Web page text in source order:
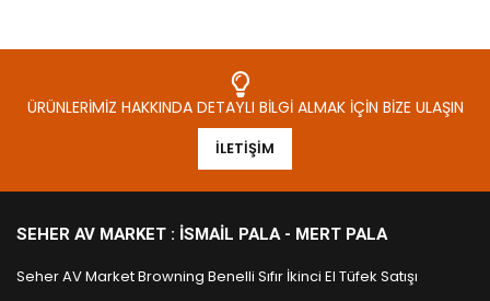
ÜRÜNLERIMIZ HAKKINDA DETAYLI BILGI ALMAK İÇIN BIZE ULAŞIN
İLETIŞIM
SEHER AV MARKET : İSMAIL PALA - MERT PALA
Seher AV Market Browning Benelli Sıfır İkinci El Tüfek Satışı